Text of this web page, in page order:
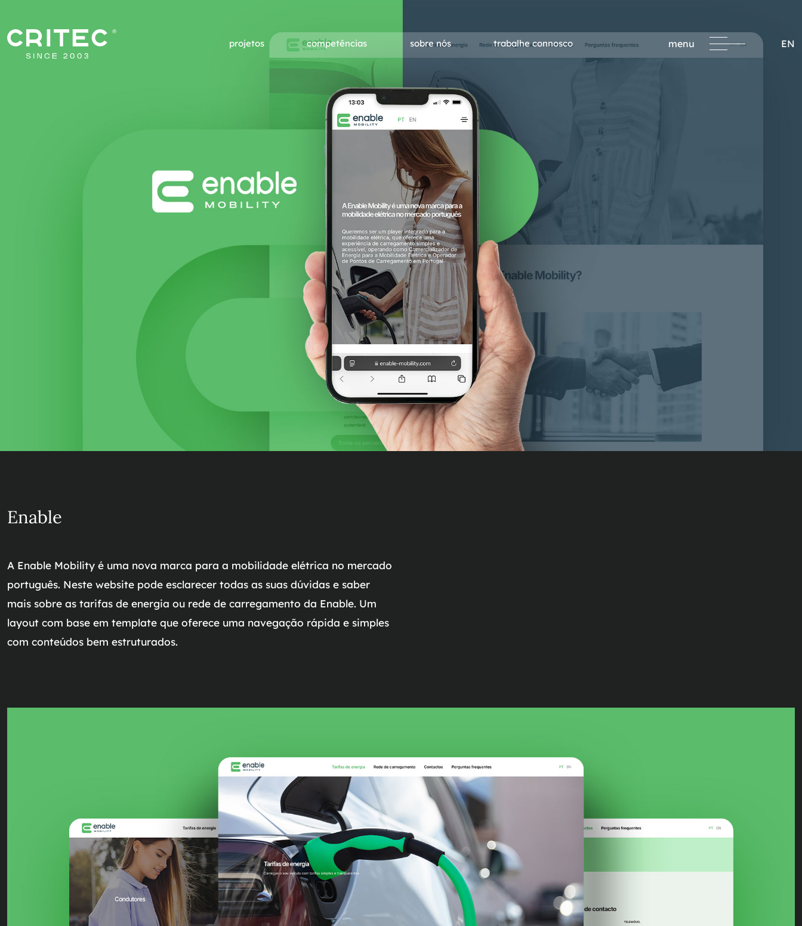
projetos competências sobre nós trabalhe connosco menu EN
Enable
A Enable Mobility é uma nova marca para a mobilidade elétrica no mercado
português. Neste website pode esclarecer todas as suas dúvidas e saber
mais sobre as tarifas de energia ou rede de carregamento da Enable. Um
layout com base em template que oferece uma navegação rápida e simples
com conteúdos bem estruturados.